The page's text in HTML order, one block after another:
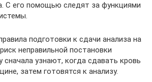
С его помощью следят за функциями
подготовки к сдачи анализа на
неправильной постановки
сначала узнают, когда сдавать кровь
затем готовятся к анализу.